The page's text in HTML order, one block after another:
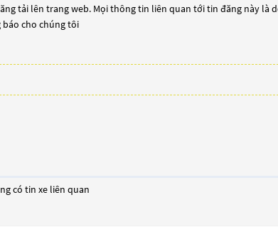
tải lên trang web. Mọi thông tin liên quan tới tin đăng này là
báo cho chúng tôi
có tin xe liên quan